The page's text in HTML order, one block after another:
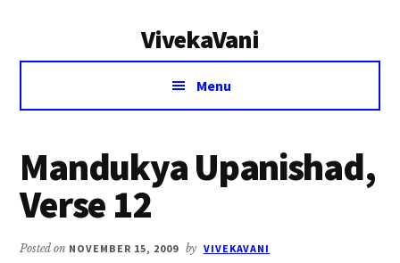
VivekaVani
Voice
Vivekananda
Menu
Mandukya Upanishad,
Verse 12
Posted on NOVEMBER 15, 2009 by VIVEKAVANI